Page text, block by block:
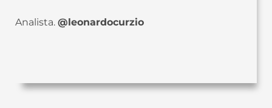
Analista. @leonardocurzio